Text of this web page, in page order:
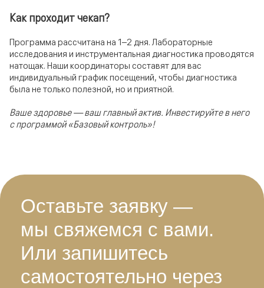
Как проходит чекап?
Программа рассчитана на 1–2 дня. Лабораторные
исследования и инструментальная диагностика проводятся
натощак. Наши координаторы составят для вас
индивидуальный график посещений, чтобы диагностика
была не только полезной, но и приятной.
Ваше здоровье — ваш главный актив. Инвестируйте в него
с программой «Базовый контроль»!
Оставьте заявку —
мы свяжемся с вами.
Или запишитесь
самостоятельно через